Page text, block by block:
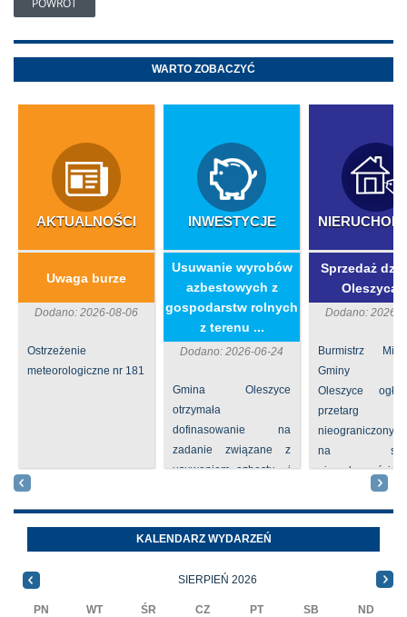
POWRÓT
WARTO ZOBACZYĆ
AKTUALNOŚCI
Uwaga burze
Dodano: 2026-08-06
Ostrzeżenie
meteorologiczne nr 181
INWESTYCJE
​Usuwanie wyrobów
azbestowych z
gospodarstw rolnych
z terenu ...
Dodano: 2026-06-24
Gmina Oleszyce
otrzymała
dofinasowanie na
zadanie związane z
usuwaniem azbestu i
azbest w ramach
programu
priorytetowego
NFOŚiGW pn.
Sprzedaż
Dodano: 2026-
Burmistrz
Gminy
Oleszyce
przetarg
nieograniczony
na
nieruchomości nr
Oleszycach
Orzeszkowej.
informacji ...
KALENDARZ WYDARZEŃ
SIERPIEŃ 2026
PN WT ŚR CZ PT SB ND